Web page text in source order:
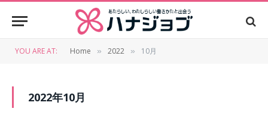
YOU ARE AT: Home » 2022 » 10月
2022年10月